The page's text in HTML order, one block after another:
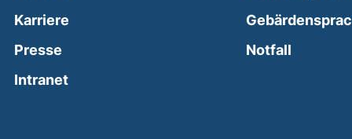
Karriere
Presse
Intranet(external link, opens in a new window)
Notfall